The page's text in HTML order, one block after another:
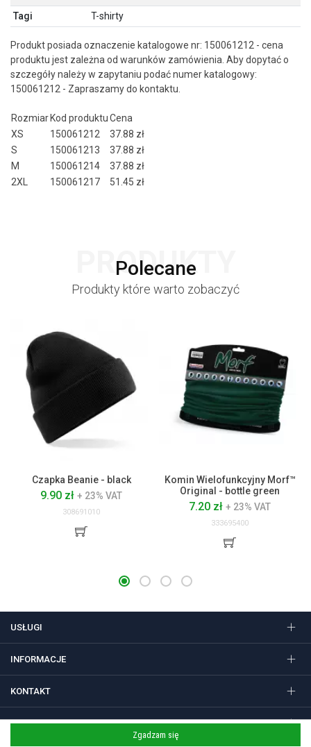
Tagi
T-shirty
Produkt posiada oznaczenie katalogowe nr: 150061212 - cena
produktu jest zależna od warunków zamówienia. Aby dopytać o
szczegóły należy w zapytaniu podać numer katalogowy:
150061212 - Zapraszamy do kontaktu.
Rozmiar Kod produktuCena
XS
150061212
37.88 zł
S
150061213
37.88 zł
M
150061214
37.88 zł
2XL
150061217 51.45 zł
Polecane
PRODUKTY
Produkty które warto zobaczyć
Czapka Beanie - black
9.90 zł + 23% VAT
308691010
Komin Wielofunkcyjny Morf™
Original - bottle green
7.20 zł + 23% VAT
333695400
USŁUGI
INFORMACJE
KONTAKT
FOLLOW US
Zgadzam się